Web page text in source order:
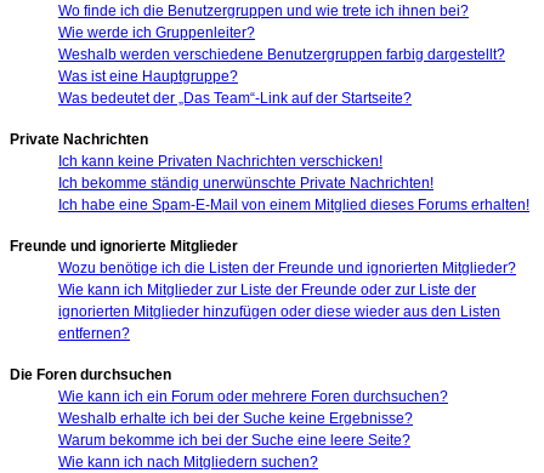
Wo finde ich die Benutzergruppen und wie trete ich ihnen bei?
Wie werde ich Gruppenleiter?
Weshalb werden verschiedene Benutzergruppen farbig dargestellt?
Was ist eine Hauptgruppe?
Was bedeutet der „Das Team“-Link auf der Startseite?
Private Nachrichten
Ich kann keine Privaten Nachrichten verschicken!
Ich bekomme ständig unerwünschte Private Nachrichten!
Ich habe eine Spam-E-Mail von einem Mitglied dieses Forums erhalten!
Freunde und ignorierte Mitglieder
Wozu benötige ich die Listen der Freunde und ignorierten Mitglieder?
Wie kann ich Mitglieder zur Liste der Freunde oder zur Liste der
ignorierten Mitglieder hinzufügen oder diese wieder aus den Listen
entfernen?
Die Foren durchsuchen
Wie kann ich ein Forum oder mehrere Foren durchsuchen?
Weshalb erhalte ich bei der Suche keine Ergebnisse?
Warum bekomme ich bei der Suche eine leere Seite?
Wie kann ich nach Mitgliedern suchen?